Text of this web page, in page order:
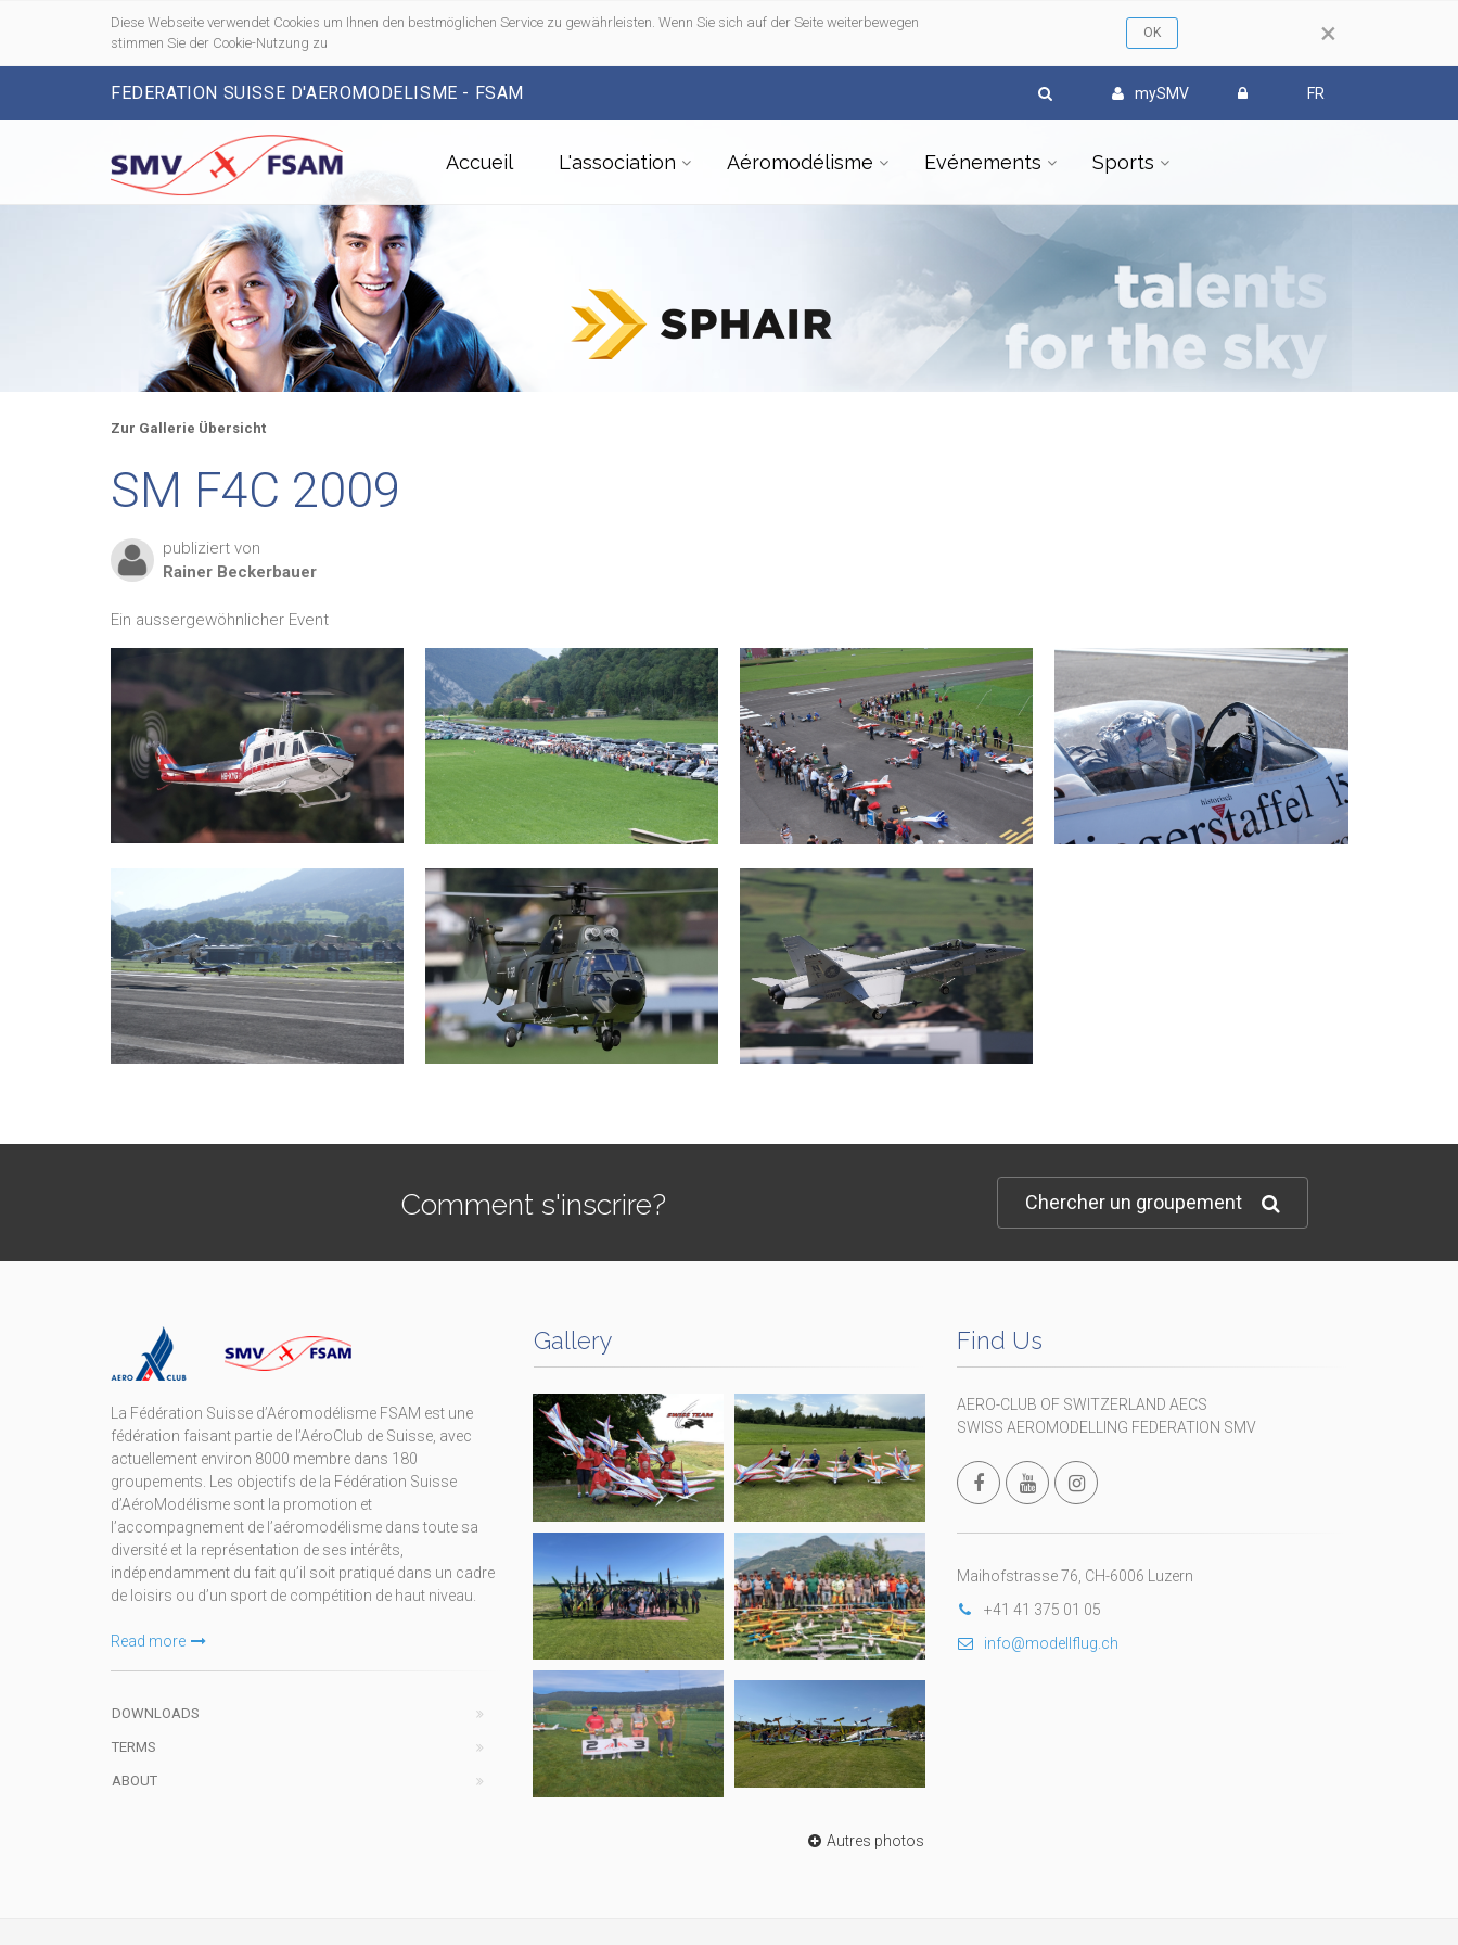
×
Diese Webseite verwendet Cookies um Ihnen den bestmöglichen Service zu gewährleisten. Wenn Sie sich auf der Seite weiterbewegen
stimmen Sie der Cookie-Nutzung zu
FEDERATION SUISSE D'AEROMODELISME - FSAM mySMV FR
Accueil L'association Aéromodélisme Evénements Sports
Zur Gallerie Übersicht
SM F4C 2009
publiziert von
Rainer Beckerbauer
Ein aussergewöhnlicher Event
Comment s'inscrire? Chercher un groupement
La Fédération Suisse d’Aéromodélisme FSAM est une
fédération faisant partie de l’AéroClub de Suisse, avec
actuellement environ 8000 membre dans 180
groupements. Les objectifs de la Fédération Suisse
d’AéroModélisme sont la promotion et
l’accompagnement de l’aéromodélisme dans toute sa
diversité et la représentation de ses intérêts,
indépendamment du fait qu’il soit pratiqué dans un cadre
de loisirs ou d’un sport de compétition de haut niveau.
Read more
DOWNLOADS
TERMS
ABOUT
Gallery
Autres photos
Find Us
AERO-CLUB OF SWITZERLAND AECS
SWISS AEROMODELLING FEDERATION SMV
Maihofstrasse 76, CH-6006 Luzern
+41 41 375 01 05
info@modellflug.ch